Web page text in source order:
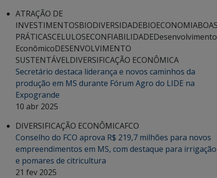
ATRAÇÃO DE
INVESTIMENTOSBIODIVERSIDADEBIOECONOMIA
PRÁTICASCELULOSECONFIABILIDADEDesenvolvimento
EconômicoDESENVOLVIMENTO
SUSTENTÁVELDIVERSIFICAÇÃO ECONÔMICA
Secretário destaca liderança e novos caminhos da
produção em MS durante Fórum Agro do LIDE na
Expogrande
10 abr 2025
DIVERSIFICAÇÃO ECONÔMICAFCO
Conselho do FCO aprova R$ 219,7 milhões para novos
empreendimentos em MS, com destaque para irrigação
e pomares de citricultura
21 fev 2025